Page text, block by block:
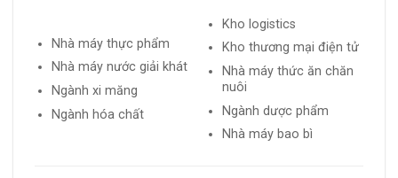
Nhà máy thực phẩm
Nhà máy nước giải khát
Ngành xi măng
Ngành hóa chất
Kho logistics
Kho thương mại điện tử
Nhà máy thức ăn chăn
nuôi
Ngành dược phẩm
Nhà máy bao bì